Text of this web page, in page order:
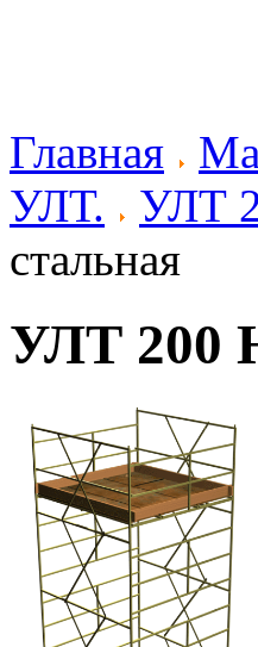
Главная
УЛТ.
УЛТ
стальная
УЛТ 200